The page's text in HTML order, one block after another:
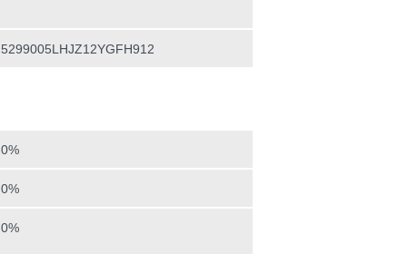
5299005LHJZ12YGFH912
0%
0%
0%